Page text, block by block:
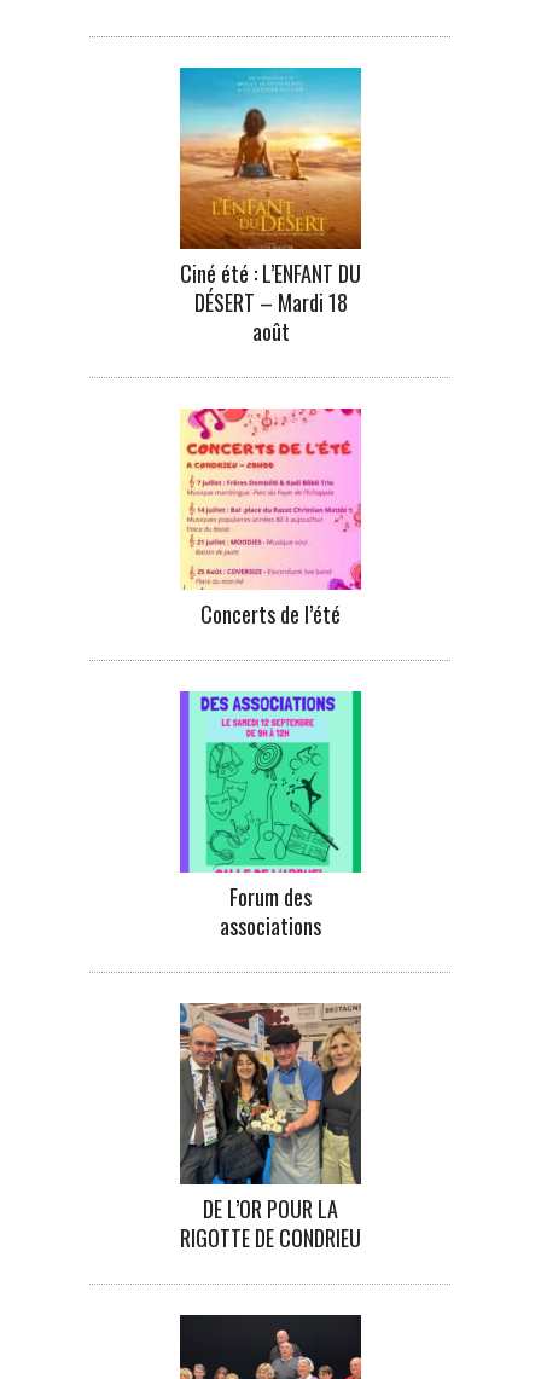
Ciné été : L’ENFANT DU
DÉSERT – Mardi 18
août
Concerts de l’été
Forum des
associations
DE L’OR POUR LA
RIGOTTE DE CONDRIEU